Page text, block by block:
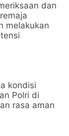
dan
melakukan
kondisi
Polri di
rasa aman